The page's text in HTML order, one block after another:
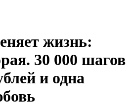
жизнь:
30 000 шагов
и одна